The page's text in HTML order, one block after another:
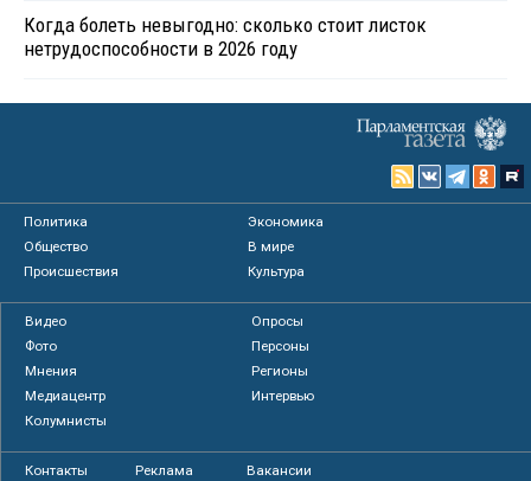
Когда болеть невыгодно: сколько стоит листок
нетрудоспособности в 2026 году
Политика
Экономика
Общество
В мире
Происшествия
Культура
Видео
Опросы
Фото
Персоны
Мнения
Регионы
Медиацентр
Интервью
Колумнисты
Контакты Реклама Вакансии